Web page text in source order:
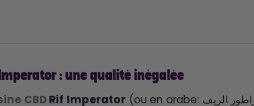
: une qualité inégalée
CBDRif Imperator(ou en arabe: إمبراطور الريف), un véritable joyau